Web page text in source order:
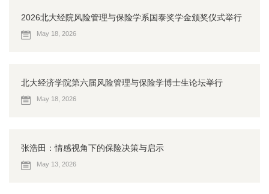
2026北大经院风险管理与保险学系国泰奖学金颁奖仪式举行
May 18, 2026
北大经济学院第六届风险管理与保险学博士生论坛举行
May 18, 2026
张浩田：情感视角下的保险决策与启示
May 13, 2026